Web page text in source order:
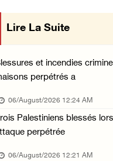
Une réunion ministérielle
05/August/2026 01:16 PM
Les détenues de la prison «
05/August/2026 12:47 PM
Des colons inscrivent des
05/August/2026 12:27 PM
mise en œuvre des
Central concernant
Lire La Suite
et incendies
perpétrés a
06/August/2026 12:24 AM
Palestiniens blessés
perpétrée
06/August/2026 12:21 AM